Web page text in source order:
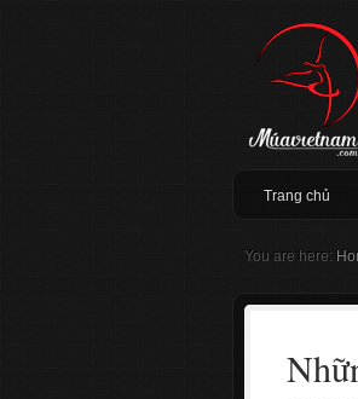
Trang chủ
You are here: